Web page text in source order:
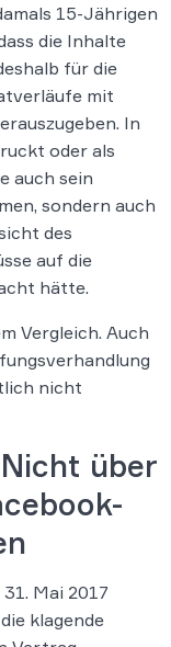
15-Jährigen
die Inhalte
für die
mit
In
oder als
auch sein
sondern auch
des
auf die
hätte.
Vergleich. Auch
nicht
über
Mai 2017
klagende